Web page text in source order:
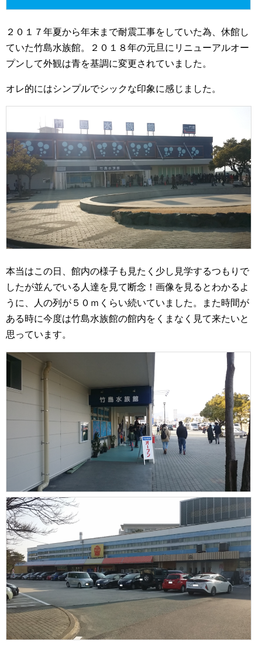
２０１７年夏から年末まで耐震工事をしていた為、休館し
ていた竹島水族館。２０１８年の元旦にリニューアルオー
プンして外観は青を基調に変更されていました。
オレ的にはシンプルでシックな印象に感じました。
本当はこの日、館内の様子も見たく少し見学するつもりで
したが並んでいる人達を見て断念！画像を見るとわかるよ
うに、人の列が５０ｍくらい続いていました。また時間が
ある時に今度は竹島水族館の館内をくまなく見て来たいと
思っています。